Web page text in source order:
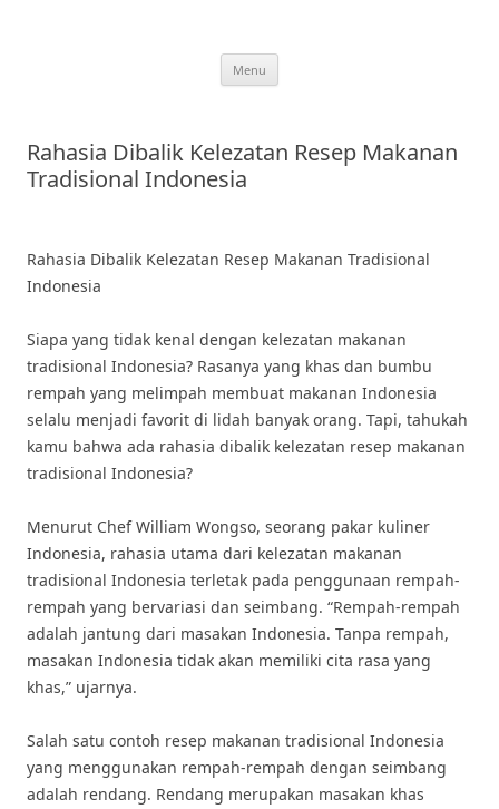
Menu
Rahasia Dibalik Kelezatan Resep Makanan
Tradisional Indonesia
Rahasia Dibalik Kelezatan Resep Makanan Tradisional
Indonesia
Siapa yang tidak kenal dengan kelezatan makanan
tradisional Indonesia? Rasanya yang khas dan bumbu
rempah yang melimpah membuat makanan Indonesia
selalu menjadi favorit di lidah banyak orang. Tapi, tahukah
kamu bahwa ada rahasia dibalik kelezatan resep makanan
tradisional Indonesia?
Menurut Chef William Wongso, seorang pakar kuliner
Indonesia, rahasia utama dari kelezatan makanan
tradisional Indonesia terletak pada penggunaan rempah-
rempah yang bervariasi dan seimbang. “Rempah-rempah
adalah jantung dari masakan Indonesia. Tanpa rempah,
masakan Indonesia tidak akan memiliki cita rasa yang
khas,” ujarnya.
Salah satu contoh resep makanan tradisional Indonesia
yang menggunakan rempah-rempah dengan seimbang
adalah rendang. Rendang merupakan masakan khas